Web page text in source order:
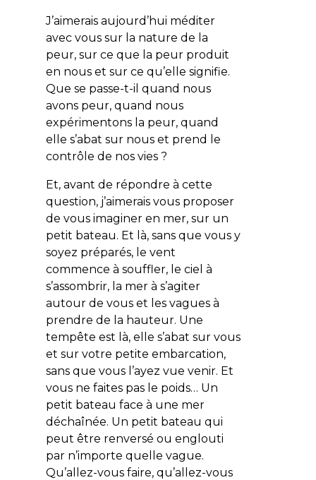
J’aimerais aujourd’hui méditer
avec vous sur la nature de la
peur, sur ce que la peur produit
en nous et sur ce qu’elle signifie.
Que se passe-t-il quand nous
avons peur, quand nous
expérimentons la peur, quand
elle s’abat sur nous et prend le
contrôle de nos vies ?
Et, avant de répondre à cette
question, j’aimerais vous proposer
de vous imaginer en mer, sur un
petit bateau. Et là, sans que vous y
soyez préparés, le vent
commence à souffler, le ciel à
s’assombrir, la mer à s’agiter
autour de vous et les vagues à
prendre de la hauteur. Une
tempête est là, elle s’abat sur vous
et sur votre petite embarcation,
sans que vous l’ayez vue venir. Et
vous ne faites pas le poids… Un
petit bateau face à une mer
déchaînée. Un petit bateau qui
peut être renversé ou englouti
par n’importe quelle vague.
Qu’allez-vous faire, qu’allez-vous